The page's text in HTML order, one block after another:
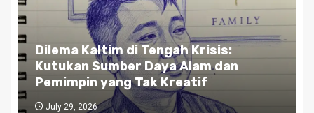
Dilema Kaltim di Tengah Krisis:
Kutukan Sumber Daya Alam dan
Pemimpin yang Tak Kreatif
July 29, 2026